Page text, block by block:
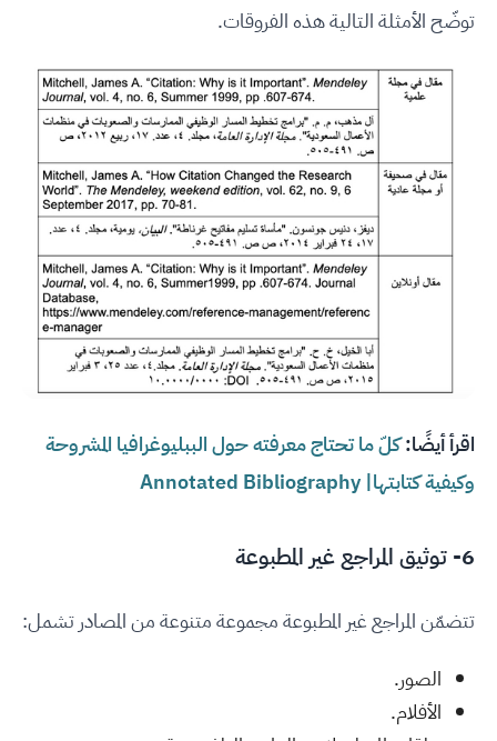
توضّح الأمثلة التالية هذه الفروقات.
اقرأ أيضًا:كلّ ما تحتاج معرفته حول الببليوغرافيا المشروحة
وكيفية كتابتها| Annotated Bibliography
6- توثيق المراجع غير المطبوعة
تتضمّن المراجع غير المطبوعة مجموعة متنوعة من المصادر تشمل:
الصور.
الأفلام.